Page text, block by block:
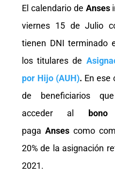
El calendario de Anses
viernes 15 de Julio
tienen DNI terminado
los titulares de
por Hijo (AUH). En ese
de beneficiarios
acceder al
paga Ansescomo
20% de la asignación
2021.